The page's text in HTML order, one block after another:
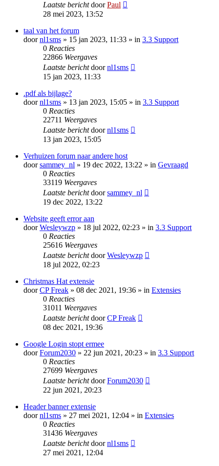
Laatste berichtdoorPaul
28 mei 2023, 13:52
taal van het forum
doornl1sms » 15 jan 2023, 11:33 » in 3.3 Support
0 Reacties
22866 Weergaves
Laatste berichtdoornl1sms
15 jan 2023, 11:33
.pdf als bijlage?
doornl1sms » 13 jan 2023, 15:05 » in 3.3 Support
0 Reacties
22711 Weergaves
Laatste berichtdoornl1sms
13 jan 2023, 15:05
Verhuizen forum naar andere host
doorsammey_nl » 19 dec 2022, 13:22 » in Gevraagd
0 Reacties
33119 Weergaves
Laatste berichtdoorsammey_nl
19 dec 2022, 13:22
Website geeft error aan
doorWesleywzp » 18 jul 2022, 02:23 » in 3.3 Support
0 Reacties
25616 Weergaves
Laatste berichtdoorWesleywzp
18 jul 2022, 02:23
Christmas Hat extensie
doorCP Freak » 08 dec 2021, 19:36 » in Extensies
0 Reacties
31011 Weergaves
Laatste berichtdoorCP Freak
08 dec 2021, 19:36
Google Login stopt ermee
doorForum2030 » 22 jun 2021, 20:23 » in 3.3 Support
0 Reacties
27699 Weergaves
Laatste berichtdoorForum2030
22 jun 2021, 20:23
Header banner extensie
doornl1sms » 27 mei 2021, 12:04 » in Extensies
0 Reacties
31436 Weergaves
Laatste berichtdoornl1sms
27 mei 2021, 12:04